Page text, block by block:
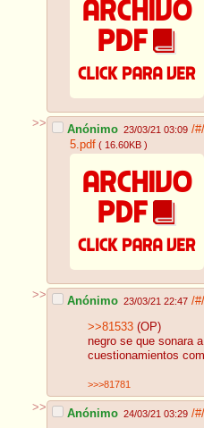
>> Anónimo 23/03/21 03:09 /#/
5.pdf ( 16.60KB )
>> Anónimo 23/03/21 22:47 /#/
>>81533 (OP)
negro se que sonara
cuestionamientos
>>>81781
>> Anónimo 24/03/21 03:29 /#/